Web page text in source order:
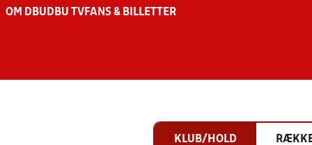
OM DBU DBU TV FANS & BILLETTER
KLUB/HOLD